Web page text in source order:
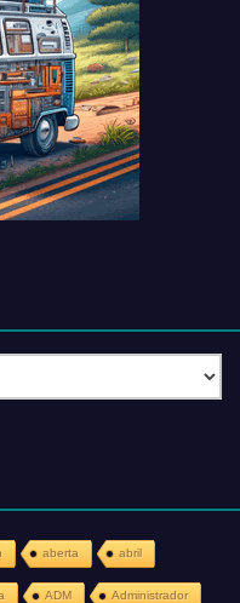
aberta abril
ADM Administrador